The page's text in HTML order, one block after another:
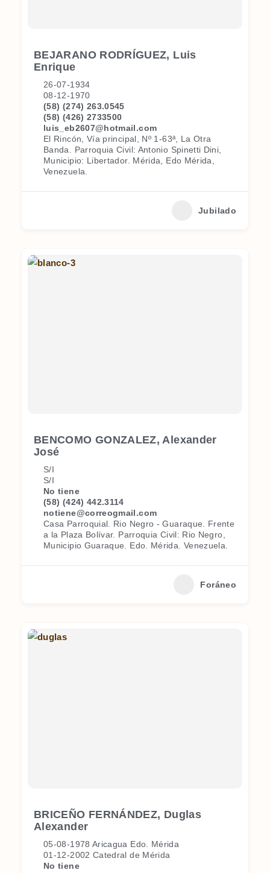
BEJARANO RODRÍGUEZ, Luis
Enrique
26-07-1934
08-12-1970
(58) (274) 263.0545
(58) (426) 2733500
luis_eb2607@hotmail.com
El Rincón, Vía principal, Nº 1-63ª, La Otra
Banda. Parroquia Civil: Antonio Spinetti Dini,
Municipio: Libertador. Mérida, Edo Mérida,
Venezuela.
Jubilado
BENCOMO GONZALEZ, Alexander
José
S/I
S/I
No tiene
(58) (424) 442.3114
notiene@correogmail.com
Casa Parroquial. Rio Negro - Guaraque. Frente
a la Plaza Bolívar. Parroquia Civil: Rio Negro,
Municipio Guaraque. Edo. Mérida. Venezuela.
Foráneo
BRICEÑO FERNÁNDEZ, Duglas
Alexander
05-08-1978 Aricagua Edo. Mérida
01-12-2002 Catedral de Mérida
No tiene